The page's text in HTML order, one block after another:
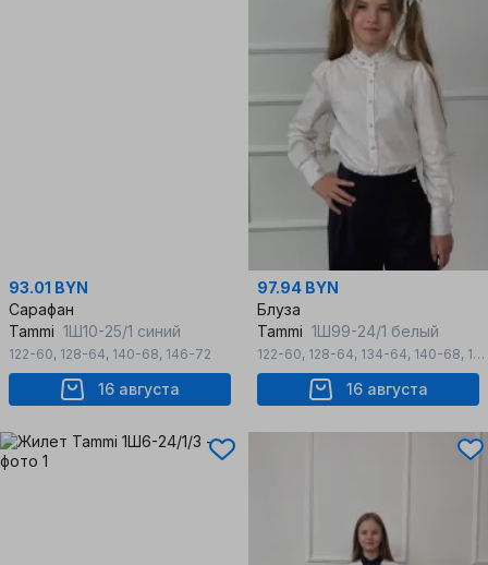
93.01 BYN
Сарафан
Tammi 1Ш10-25/1 синий
122-60, 128-64, 140-68, 146-72
16 августа
97.94 BYN
Блуза
Tammi 1Ш99-24/1 белый
122-60, 128-64, 134-64, 140-68, 146-72
16 августа